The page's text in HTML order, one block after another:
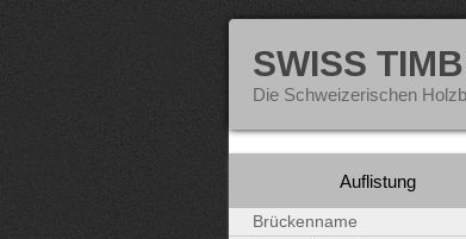
SWISS
Die Schweizerischen
Auflistung
Brückenname